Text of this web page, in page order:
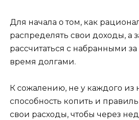
Для начала о том, как
распределять свои доходы, а
рассчитаться с набранными
время долгами.
К сожалению, не у каждого из
способность копить и
свои расходы, чтобы через